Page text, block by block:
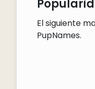
El siguiente
PupNames.